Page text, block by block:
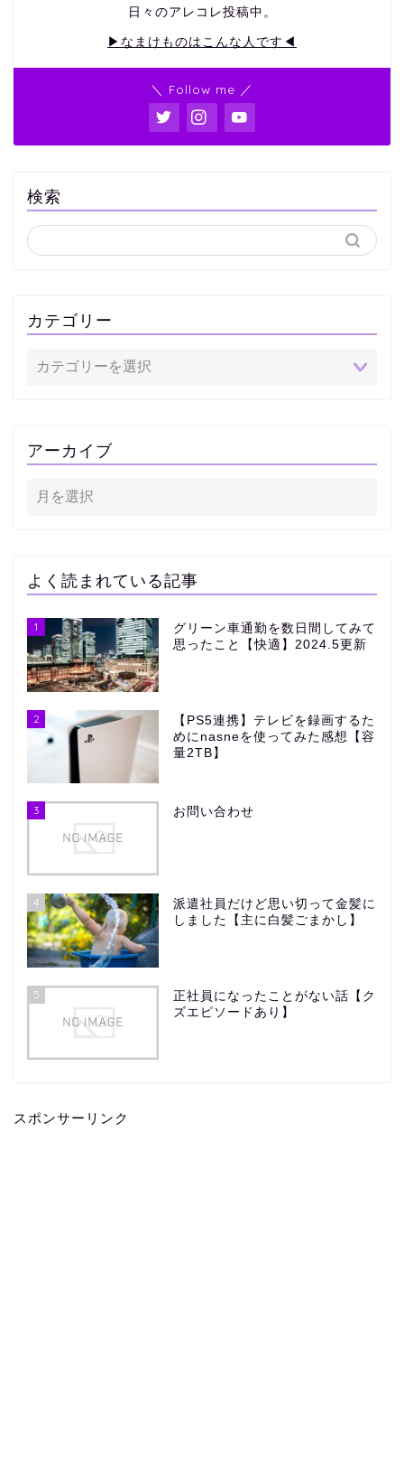
日々のアレコレ投稿中。
▶なまけものはこんな人です◀
＼ Follow me ／
検索
カテゴリー
アーカイブ
よく読まれている記事
1
グリーン車通勤を数日間してみて
思ったこと【快適】2024.5更新
2
【PS5連携】テレビを録画するた
めにnasneを使ってみた感想【容
量2TB】
3 お問い合わせ
4
派遣社員だけど思い切って金髪に
しました【主に白髪ごまかし】
5
正社員になったことがない話【ク
ズエピソードあり】
スポンサーリンク